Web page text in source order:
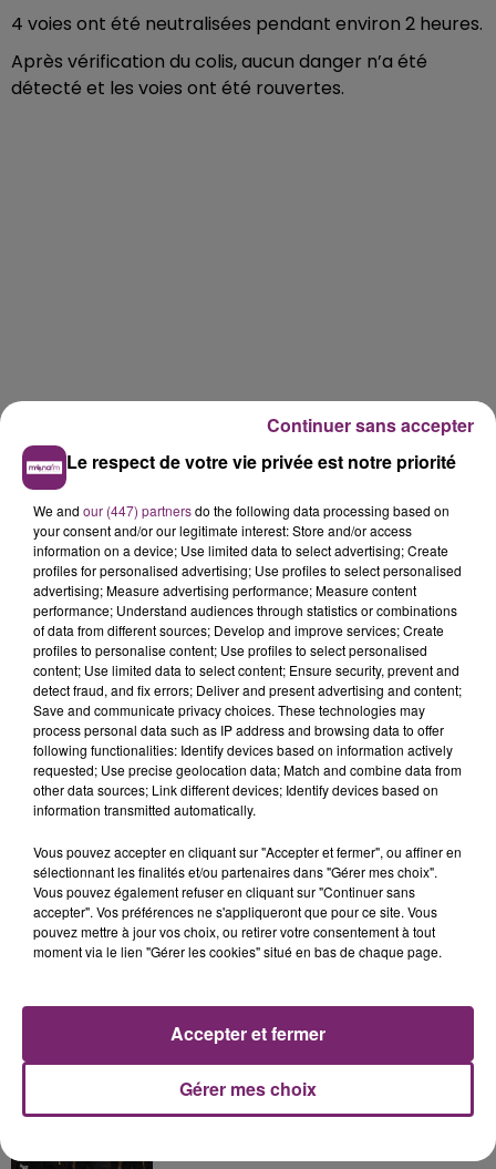
4 voies ont été neutralisées pendant environ 2 heures.
Après vérification du colis, aucun danger n’a été
détecté et les voies ont été rouvertes.
La Bulle - Guinguette éphémère
de Frelinghien !
éclipse solaire du 12 Août 2026
158 pompiers de la région sont
partis hier soir pour la Gironde
Le respect de votre vie privée est notre priorité
We and our (447) partnersdo the following data processing based on
your consent and/or our legitimate interest: Store and/or access
information on a device; Use limited data to select advertising; Create
profiles for personalised advertising; Use profiles to select personalised
advertising; Measure advertising performance; Measure content
performance; Understand audiences through statistics or combinations
of data from different sources; Develop and improve services; Create
profiles to personalise content; Use profiles to select personalised
content; Use limited data to select content; Ensure security, prevent and
detect fraud, and fix errors; Deliver and present advertising and content;
Save and communicate privacy choices. These technologies may
process personal data such as IP address and browsing data to offer
following functionalities: Identify devices based on information actively
requested; Use precise geolocation data; Match and combine data from
other data sources; Link different devices; Identify devices based on
information transmitted automatically.
Vous pouvez accepter en cliquant sur "Accepter et fermer", ou affiner en
sélectionnant les finalités et/ou partenaires dans "Gérer mes choix".
Vous pouvez également refuser en cliquant sur "Continuer sans
accepter". Vos préférences ne s'appliqueront que pour ce site. Vous
pouvez mettre à jour vos choix, ou retirer votre consentement à tout
moment via le lien "Gérer les cookies" situé en bas de chaque page.
Gérer mes choix
Accepter et fermer
Continuer sans accepter